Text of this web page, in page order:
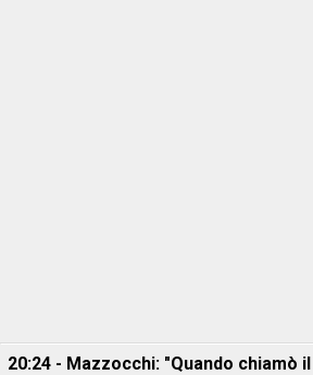
20:24 - Mazzocchi: "Quando chiamò